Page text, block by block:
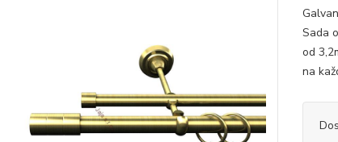
Sada
od
na